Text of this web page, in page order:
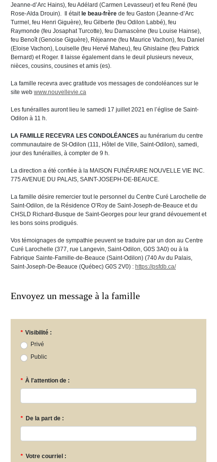
Jeanne-d’Arc Hains), feu Adélard (Carmen Levasseur) et feu René (feu
Rose-Alda Drouin). Il était le beau-frère de feu Gaston (Jeanne-d’Arc
Turmel, feu Henri Giguère), feu Gilberte (feu Odilon Labbé), feu
Raymonde (feu Josaphat Turcotte), feu Damascène (feu Louise Hainse),
feu Benoît (Genoise Giguère), Réjeanne (feu Maurice Vachon), feu Daniel
(Eloise Vachon), Louiselle (feu Hervé Maheu), feu Ghislaine (feu Patrick
Bernard) et Roger. Il laisse également dans le deuil plusieurs neveux,
nièces, cousins, cousines et amis (es).
La famille recevra avec gratitude vos messages de condoléances sur le
site web www.nouvellevie.ca
Les funérailles auront lieu le samedi 17 juillet 2021 en l’église de Saint-
Odilon à 11 h.
LA FAMILLE RECEVRA LES CONDOLÉANCES au funérarium du centre
communautaire de St-Odilon (111, Hôtel de Ville, Saint-Odilon), samedi,
jour des funérailles, à compter de 9 h.
La direction a été confiée à la MAISON FUNÉRAIRE NOUVELLE VIE INC.
775 AVENUE DU PALAIS, SAINT-JOSEPH-DE-BEAUCE.
La famille désire remercier tout le personnel du Centre Curé Larochelle de
Saint-Odilon, de la Résidence O’Roy de Saint-Joseph-de-Beauce et du
CHSLD Richard-Busque de Saint-Georges pour leur grand dévouement et
les bons soins prodigués.
Vos témoignages de sympathie peuvent se traduire par un don au Centre
Curé Larochelle (377, rue Langevin, Saint-Odilon, G0S 3A0) ou à la
Fabrique Sainte-Famille-de-Beauce (Saint-Odilon) (740 Av du Palais,
Saint-Joseph-De-Beauce (Québec) G0S 2V0) : https://psfdb.ca/
Envoyez un message à la famille
* Visibilité :
Privé
Public
* À l'attention de :
* De la part de :
* Votre courriel :